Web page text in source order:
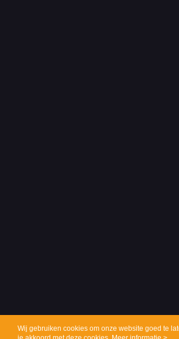
Wij gebruiken cookies om onze website goed te